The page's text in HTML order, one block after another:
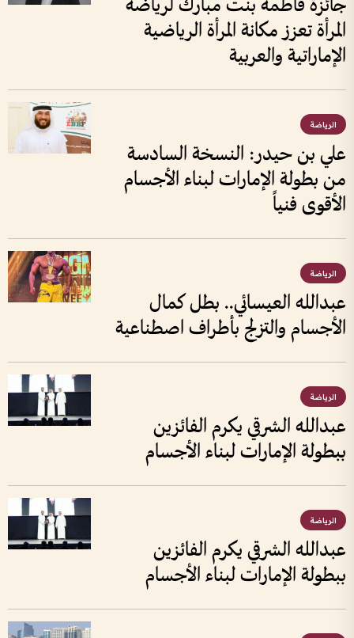
جائزة فاطمة بنت مبارك لرياضة
المرأة تعزز مكانة المرأة الرياضية
الإماراتية والعربية
الرياضة
علي بن حيدر: النسخة السادسة
من بطولة الإمارات لبناء الأجسام
الأقوى فنياً
الرياضة
عبدالله العيسائي.. بطل كمال
الأجسام والتزلج بأطراف اصطناعية
الرياضة
عبدالله الشرقي يكرم الفائزين
ببطولة الإمارات لبناء الأجسام
الرياضة
عبدالله الشرقي يكرم الفائزين
ببطولة الإمارات لبناء الأجسام